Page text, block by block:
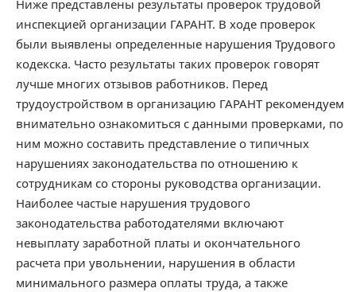
Ниже представлены результаты проверок трудовой
инспекцией организации ГАРАНТ. В ходе проверок
были выявлены определенные нарушения Трудового
кодекска. Часто результаты таких проверок говорят
лучше многих отзывов работников. Перед
трудоустройством в организацию ГАРАНТ рекомендуем
внимательно ознакомиться с данными проверками, по
ним можно составить представление о типичных
нарушениях законодательства по отношению к
сотрудникам со стороны руководства организации.
Наиболее частые нарушения трудового
законодательства работодателями включают
невыплату заработной платы и окончательного
расчета при увольнении, нарушения в области
минимального размера оплаты труда, а также